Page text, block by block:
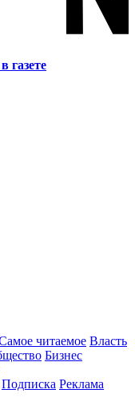
газете
читаемое Власть
Бизнес
Подписка Реклама